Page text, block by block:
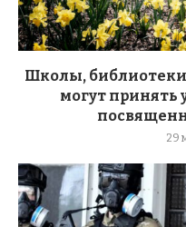
Школы,
могут принять
29